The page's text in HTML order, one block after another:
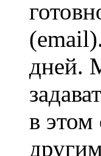
дней.
в этом